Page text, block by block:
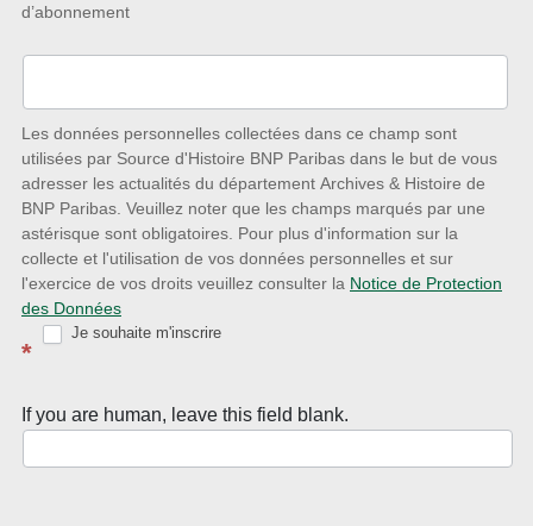
à
l’écoute
nouveautés
avec
la
Newsletter
Source
d’Histoire
d’abonnement
Les données personnelles collectées dans ce champ sont
utilisées par Source d'Histoire BNP Paribas dans le but de vous
adresser les actualités du département Archives & Histoire de
BNP Paribas. Veuillez noter que les champs marqués par une
astérisque sont obligatoires. Pour plus d'information sur la
collecte et l'utilisation de vos données personnelles et sur
l'exercice de vos droits veuillez consulter la Notice de Protection
des Données
*
Je souhaite m'inscrire
If you are human, leave this field blank.